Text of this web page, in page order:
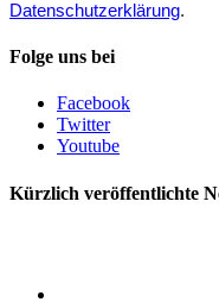
Datenschutzerklärung.
Folge uns bei
Facebook
Twitter
Youtube
Kürzlich veröffentlichte